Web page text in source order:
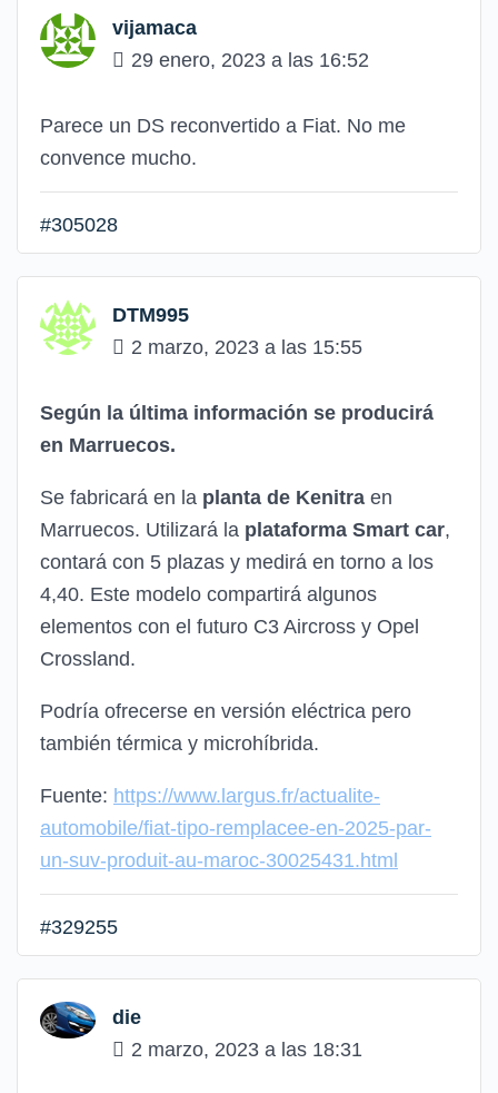
vijamaca
29 enero, 2023 a las 16:52
Parece un DS reconvertido a Fiat. No me
convence mucho.
#305028
DTM995
2 marzo, 2023 a las 15:55
Según la última información se producirá
en Marruecos.
Se fabricará en la planta de Kenitra en
Marruecos. Utilizará la plataforma Smart car,
contará con 5 plazas y medirá en torno a los
4,40. Este modelo compartirá algunos
elementos con el futuro C3 Aircross y Opel
Crossland.
Podría ofrecerse en versión eléctrica pero
también térmica y microhíbrida.
Fuente: https://www.largus.fr/actualite-
automobile/fiat-tipo-remplacee-en-2025-par-
un-suv-produit-au-maroc-30025431.html
#329255
die
2 marzo, 2023 a las 18:31